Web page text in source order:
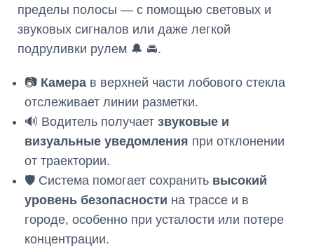
пределы полосы — с помощью световых и
звуковых сигналов или даже легкой
подруливки рулем 🔔 🚘.
📷 Камера в верхней части лобового стекла
отслеживает линии разметки.
🔊 Водитель получает звуковые и
визуальные уведомления при отклонении
от траектории.
🛡️ Система помогает сохранить высокий
уровень безопасности на трассе и в
городе, особенно при усталости или потере
концентрации.